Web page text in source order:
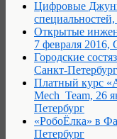
Цифровые
Открытые
7 февраля 2016,
Городские
Санкт-Петербург
Платный курс
Mech_Team, 26
Петербург
«РобоЁлка» в
Петербург